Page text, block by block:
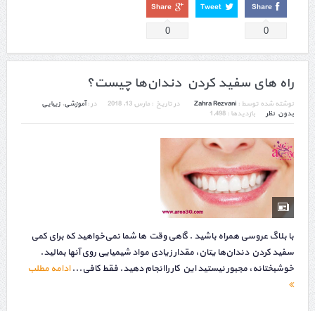
Share
0
Tweet
Share
0
راه های سفید کردن دندان‌ها چیست؟
نوشته شده توسط : Zahra Rezvani در تاریخ : مارس 13, 2018 در :آموزشی, زیبایی
بدون نظر
بازدیدها : 1,498
با بلاگ عروسی همراه باشید . گاهی وقت ها شما نمی‌خواهید که برای کمی‌
سفید کردن دندان‌ها یتان، مقدار زیادی مواد شیمیایی روی آنها بمالید.
خوشبختانه، مجبور نیستید این کار راانجام دهید. فقط کافی...ادامه مطلب